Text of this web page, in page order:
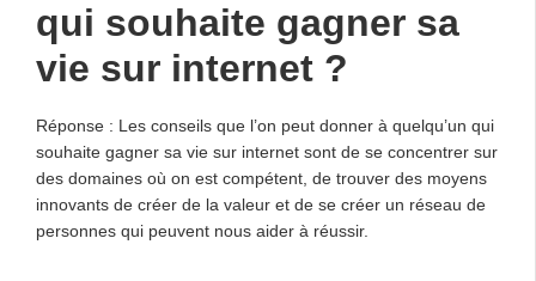
qui souhaite gagner sa
vie sur internet ?
Réponse : Les conseils que l’on peut donner à quelqu’un qui
souhaite gagner sa vie sur internet sont de se concentrer sur
des domaines où on est compétent, de trouver des moyens
innovants de créer de la valeur et de se créer un réseau de
personnes qui peuvent nous aider à réussir.